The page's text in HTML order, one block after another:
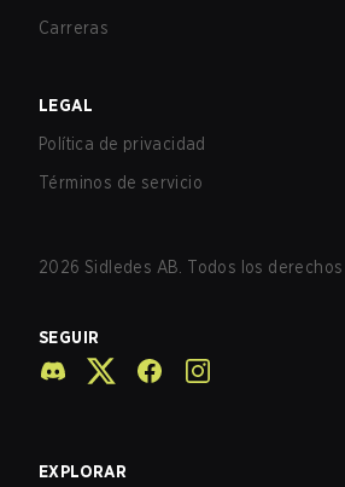
Carreras
LEGAL
Política de privacidad
Términos de servicio
2026 Sidledes AB. Todos los
SEGUIR
EXPLORAR